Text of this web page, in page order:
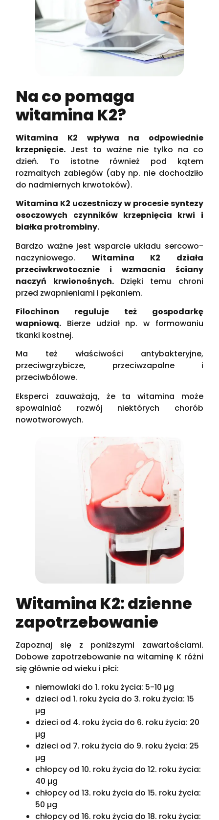
Na co pomaga
witamina K2?
Witamina K2 wpływa na odpowiednie
krzepnięcie. Jest to ważne nie tylko na co
dzień. To istotne również pod kątem
rozmaitych zabiegów (aby np. nie dochodziło
do nadmiernych krwotoków).
Witamina K2 uczestniczy w procesie syntezy
osoczowych czynników krzepnięcia krwi i
białka protrombiny.
Bardzo ważne jest wsparcie układu sercowo-
naczyniowego. Witamina K2 działa
przeciwkrwotocznie i wzmacnia ściany
naczyń krwionośnych.Dzięki temu chroni
przed zwapnieniami i pękaniem.
Filochinon reguluje też gospodarkę
wapniową. Bierze udział np. w formowaniu
tkanki kostnej.
Ma też właściwości antybakteryjne,
przeciwgrzybicze, przeciwzapalne i
przeciwbólowe.
Eksperci zauważają, że ta witamina może
spowalniać rozwój niektórych chorób
nowotworowych.
Witamina K2: dzienne
zapotrzebowanie
Zapoznaj się z poniższymi zawartościami.
Dobowe zapotrzebowanie na witaminę K różni
się głównie od wieku i płci:
niemowlaki do 1. roku życia: 5-10 µg
dzieci od 1. roku życia do 3. roku życia: 15
µg
dzieci od 4. roku życia do 6. roku życia: 20
µg
dzieci od 7. roku życia do 9. roku życia: 25
µg
chłopcy od 10. roku życia do 12. roku życia:
40 µg
chłopcy od 13. roku życia do 15. roku życia:
50 µg
chłopcy od 16. roku życia do 18. roku życia: